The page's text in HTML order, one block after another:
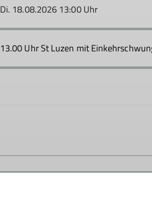
Di. 18.08.2026 13:00 Uhr
13.00 Uhr St Luzen mit